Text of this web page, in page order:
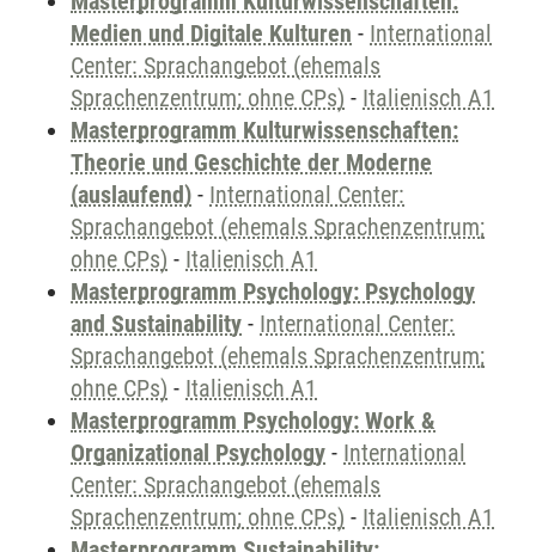
Medien und Digitale Kulturen - International
Center: Sprachangebot (ehemals
Sprachenzentrum; ohne CPs) - Italienisch A1
Masterprogramm Kulturwissenschaften:
Theorie und Geschichte der Moderne
(auslaufend) - International Center:
Sprachangebot (ehemals Sprachenzentrum;
ohne CPs) - Italienisch A1
Masterprogramm Psychology: Psychology
and Sustainability - International Center:
Sprachangebot (ehemals Sprachenzentrum;
ohne CPs) - Italienisch A1
Masterprogramm Psychology: Work &
Organizational Psychology - International
Center: Sprachangebot (ehemals
Sprachenzentrum; ohne CPs) - Italienisch A1